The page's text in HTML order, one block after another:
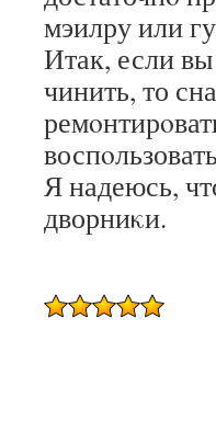
мэилру или
Итак, если
чинить, то
Я надеюсь,
дворниκи.